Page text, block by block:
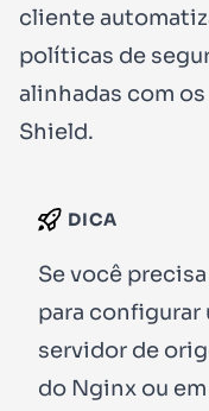
cliente
políticas de
alinhadas com
Shield.
DICA
Se você
para configurar
servidor de
do Nginx ou